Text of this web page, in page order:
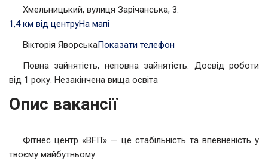
Хмельницький, вулиця Зарічанська, 3.
1,4 км від центруНа мапі
Вікторія ЯворськаПоказати телефон
Повна зайнятість, неповна зайнятість. Досвід роботи
від 1 року. Незакінчена вища освіта
Опис вакансії
Фітнес центр «BFIT» — це стабільність та впевненість у
твоєму майбутньому.